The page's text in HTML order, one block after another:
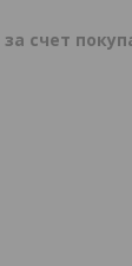
за счет